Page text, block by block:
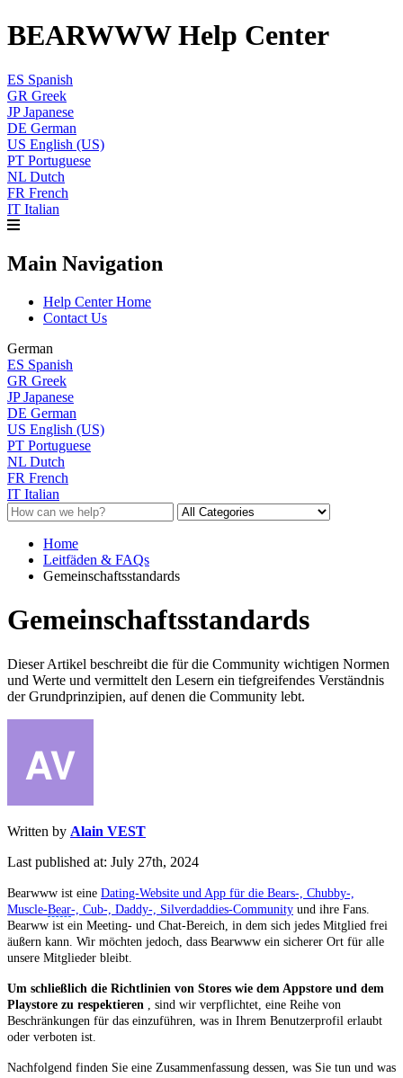
BEARWWW Help Center
ES Spanish
GR Greek
JP Japanese
DE German
US English (US)
PT Portuguese
NL Dutch
FR French
IT Italian
Main Navigation
Help Center Home
Contact Us
German
ES Spanish
GR Greek
JP Japanese
DE German
US English (US)
PT Portuguese
NL Dutch
FR French
IT Italian
Home
Leitfäden & FAQs
Gemeinschaftsstandards
Gemeinschaftsstandards
Dieser Artikel beschreibt die für die Community wichtigen Normen
und Werte und vermittelt den Lesern ein tiefgreifendes Verständnis
der Grundprinzipien, auf denen die Community lebt.
Written by Alain VEST
Last published at: July 27th, 2024
Bearwww ist eine Dating-Website und App für die Bears-, Chubby-,
Muscle-Bear-, Cub-, Daddy-, Silverdaddies-Community und ihre Fans.
Bearww ist ein Meeting- und Chat-Bereich, in dem sich jedes Mitglied frei
äußern kann. Wir möchten jedoch, dass Bearwww ein sicherer Ort für alle
unsere Mitglieder bleibt.
Um schließlich die Richtlinien von Stores wie dem Appstore und dem
Playstore zu respektieren , sind wir verpflichtet, eine Reihe von
Beschränkungen für das einzuführen, was in Ihrem Benutzerprofil erlaubt
oder verboten ist.
Nachfolgend finden Sie eine Zusammenfassung dessen, was Sie tun und was